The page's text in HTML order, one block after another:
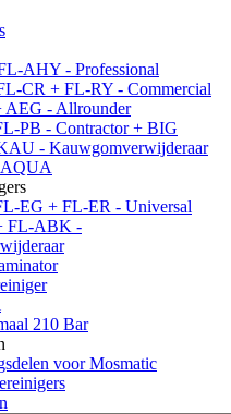
AHY - Professional
CR + FL-RY - Commercial
- Allrounder
PB - Contractor + BIG
- Kauwgomverwijderaar
EG + FL-ER - Universal
FL-ABK -
210 Bar
voor Mosmatic